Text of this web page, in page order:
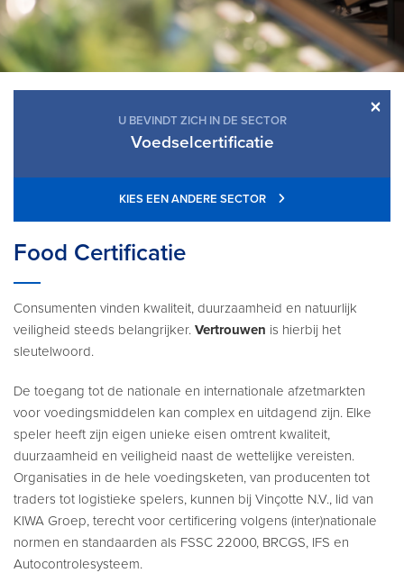
×
U BEVINDT ZICH IN DE SECTOR
Voedselcertificatie
KIES EEN ANDERE SECTOR
Food Certificatie
Consumenten vinden kwaliteit, duurzaamheid en natuurlijk
veiligheid steeds belangrijker. Vertrouwen is hierbij het
sleutelwoord.
De toegang tot de nationale en internationale afzetmarkten
voor voedingsmiddelen kan complex en uitdagend zijn. Elke
speler heeft zijn eigen unieke eisen omtrent kwaliteit,
duurzaamheid en veiligheid naast de wettelijke vereisten.
Organisaties in de hele voedingsketen, van producenten tot
traders tot logistieke spelers, kunnen bij Vinçotte N.V., lid van
KIWA Groep, terecht voor certificering volgens (inter)nationale
normen en standaarden als FSSC 22000, BRCGS, IFS en
Autocontrolesysteem.